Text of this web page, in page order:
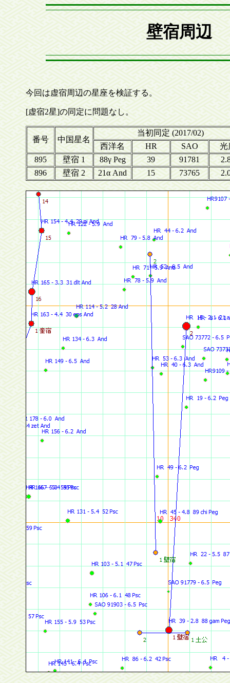
壁宿周
今回は虚宿周辺の星座を検証する。
[虚宿2星]の同定に問題なし。
番号 中国星名
当初同定 (2017/02)
西洋名
HR SAO
光
895
壁宿 1 88γ Peg 39 91781
896
壁宿 2 21α And 15 73765